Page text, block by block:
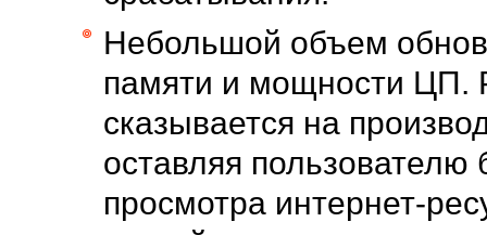
Небольшой объем
памяти и мощности ЦП.
сказывается на
оставляя
просмотра интернет-